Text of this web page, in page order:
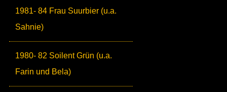
1981- 84 Frau Suurbier (u.a.
Sahnie)
1980- 82 Soilent Grün (u.a.
Farin und Bela)